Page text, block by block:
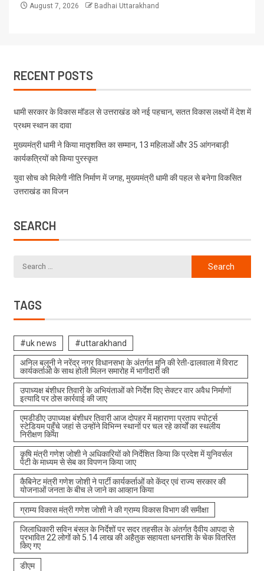
August 7, 2026 Badhai Uttarakhand
RECENT POSTS
धामी सरकार के विकास मॉडल से उत्तराखंड को नई पहचान, सतत विकास लक्ष्यों में देश में
प्रथम स्थान का दावा
मुख्यमंत्री धामी ने किया मातृशक्ति का सम्मान, 13 महिलाओं और 35 आंगनबाड़ी
कार्यकत्रियों को किया पुरस्कृत
युवा सोच को मिलेगी नीति निर्माण में जगह, मुख्यमंत्री धामी की पहल से बनेगा विकसित
उत्तराखंड का विजन
SEARCH
TAGS
#uk news #uttarakhand
अनिल बलूनी ने नरेंद्र नगर विधानसभा के अंतर्गत मुनि की रेती-ढालवाला में विराट
कार्यकर्ताओ के साथ होली मिलन समारोह में भागीदारी की
उपाध्यक्ष बंशीधर तिवारी के अभियंताओं को निर्देश दिए सेक्टर वार अवैध निर्माणों
इत्यादि पर ठोस कार्रवाई की जाए
एमडीडीए उपाध्यक्ष बंशीधर तिवारी आज दोपहर में महाराणा प्रताप स्पोर्ट्स
स्टेडियम पहुँचे जहां से उन्होंने विभिन्न स्थानों पर चल रहे कार्यों का स्थलीय
निरीक्षण किया
कृषि मंत्री गणेश जोशी ने अधिकारियों को निर्देशित किया कि प्रदेश में युनिवर्सल
पेटी के माध्यम से सेब का विपणन किया जाए
कैबिनेट मंत्री गणेश जोशी ने पार्टी कार्यकर्ताओं को केंद्र एवं राज्य सरकार की
योजनाओं जनता के बीच ले जाने का आव्हान किया
ग्राम्य विकास मंत्री गणेश जोशी ने की ग्राम्य विकास विभाग की समीक्षा
जिलाधिकारी सविन बंसल के निर्देशों पर सदर तहसील के अंतर्गत दैवीय आपदा से
प्रभावित 22 लोगों को 5.14 लाख की अहैतुक सहायता धनराशि के चेक वितरित
किए गए
डीएम